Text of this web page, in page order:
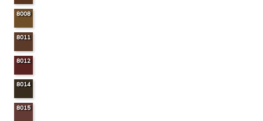
8008
8011
8012
8014
8015